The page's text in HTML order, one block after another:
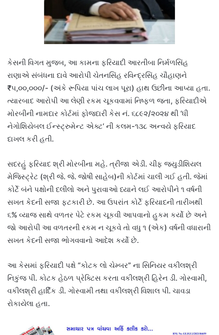
કેસની વિગત મુજબ, આ કામના ફરિયાદી આરતીબા નિર્મળસિંહ
રાણાએ સંબંધના દાવે આરોપી ચેતનસિંહ રવિન્દ્રસિંહ ચૌહાણને
₹૫,૦૦,૦૦૦/- (અંકે રૂપિયા પાંચ લાખ પૂરા) હાથ ઉછીના આપ્યા હતા.
ત્યારબાદ આરોપી આ લેણી રકમ ચૂકવવામાં નિષ્ફળ જતા, ફરિયાદીએ
મોરબીની નામદાર કોર્ટમાં ફોજદારી કેસ નં. ૬૮૯૨/૨૦૨૪ થી ‘ધી
નેગોશિયેબલ ઈન્સ્ટ્રુમેન્ટ એક્ટ’ ની કલમ-૧૩૮ અન્વયે ફરિયાદ
દાખલ કરી હતી.
સદરહું ફરિયાદ શ્રી મોરબીના મહે. ત્રીજા એડી. ચીફ જ્યુડીશિયલ
મેજિસ્ટ્રેટ (શ્રી જે. જે. જોષી સાહેબ)ની કોર્ટમાં ચાલી ગઈ હતી. જેમાં
કોર્ટે બંને પક્ષોની દલીલો અને પુરાવાઓ ધ્યાને લઈ આરોપીને ૧ વર્ષની
સખત કેદની સજા ફટકારી છે. આ ઉપરાંત કોર્ટે ફરિયાદની તારીખથી
૬% વ્યાજ સાથે વળતર પેટે રકમ ચૂકવી આપવાનો હુકમ કર્યો છે અને
જો આરોપી આ વળતરની રકમ ન ચૂકવે તો વધુ ૧ (એક) વર્ષની વધારાની
સખત કેદની સજા ભોગવવાનો આદેશ કર્યો છે.
આ કેસમાં ફરિયાદી પક્ષે “કોટક લો ચેમ્બર” ના સિનિયર વકીલશ્રી
નિકુંજ પી. કોટક હેઠળ પ્રેક્ટિસ કરતા વકીલશ્રી હિરેન ડી. ગોસ્વામી,
વકીલશ્રી હાર્દિક ડી. ગોસ્વામી તથા વકીલશ્રી વિશાલ પી. ચાવડા
રોકાયેલા હતા.